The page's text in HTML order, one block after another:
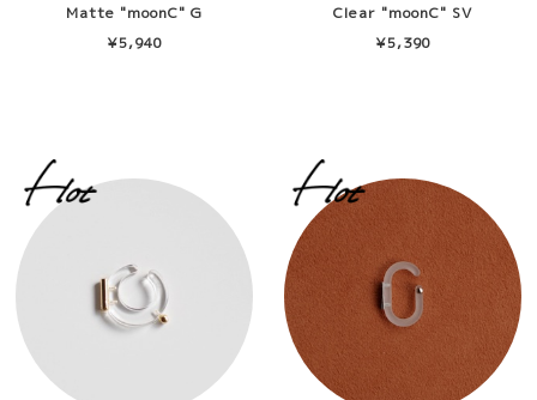
Matte "moonC" G
¥5,940
Clear "moonC" SV
¥5,390